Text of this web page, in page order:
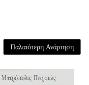
Παλαιότερη Ανάρτηση